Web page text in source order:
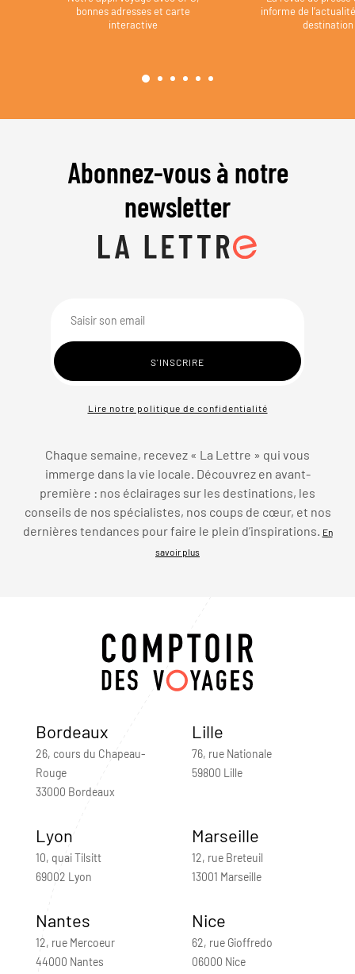
bonnes adresses et carte
interactive
informe de
destination
Abonnez-vous à notre
newsletter
Lire notre politique de confidentialité
Chaque semaine, recevez « La Lettre » qui vous
immerge dans la vie locale. Découvrez en avant-
première : nos éclairages sur les destinations, les
conseils de nos spécialistes, nos coups de cœur, et nos
dernières tendances pour faire le plein d’inspirations.
En
savoir plus
Bordeaux
26, cours du Chapeau-
Rouge
33000 Bordeaux
Lille
76, rue Nationale
59800 Lille
Lyon
10, quai Tilsitt
69002 Lyon
Marseille
12, rue Breteuil
13001 Marseille
Nantes
12, rue Mercoeur
44000 Nantes
Nice
62, rue Gioffredo
06000 Nice